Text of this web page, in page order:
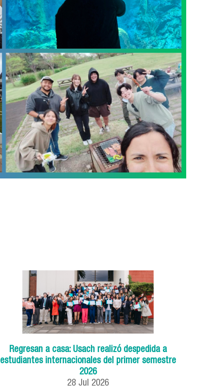
Regresan a casa: Usach realizó despedida a
estudiantes internacionales del primer semestre
2026
28 Jul 2026